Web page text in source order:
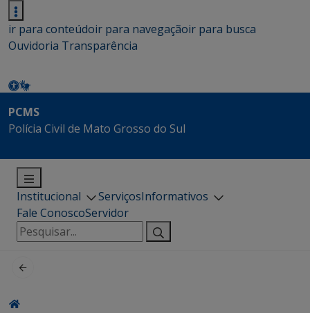
ir para conteúdoir para navegaçãoir para busca
Ouvidoria Transparência
PCMS
Polícia Civil de Mato Grosso do Sul
Institucional ServiçosInformativos
Fale ConoscoServidor
Pesquisar
por: